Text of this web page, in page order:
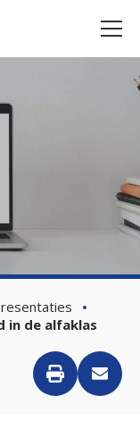
in de alfaklas